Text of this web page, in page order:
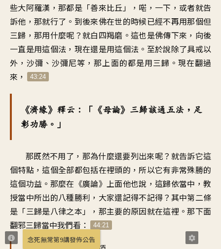
些大阿羅漢，那都是「善來比丘」，喏，一下，或者就告
訴他，那就行了。到後來佛在世的時候已經不再用那個但
三歸，那用什麼呢？就白四羯磨。這也是佛傳下來，向後
一直是用這個法，現在還是用這個法。至於說除了具戒以
外，沙彌、沙彌尼等，那上面的都是用三歸。現在翻過
來，
43:24
《濟緣》釋云：「《母論》三歸該通五法，足
彰功勝。」
那既然不用了，那為什麼還要列出來呢？就告訴它這
個特點，這個全部都包括在裡頭的，所以它有非常殊勝的
這個功益。那麼在《廣論》上面他也說，這歸依當中，教
授當中所出的八種勝利，大家還記得不記得？其中第二條
是「三歸是八律之本」，那主要的原因就在這裡。那下面
翻邪三歸當中我們看：
44:21
念死無常第9講發佈公告